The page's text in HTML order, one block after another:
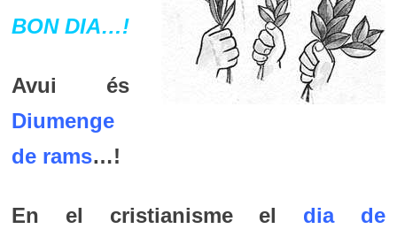
BON DIA…!
Avui és
Diumenge
de rams…!
En el cristianisme el
dia de